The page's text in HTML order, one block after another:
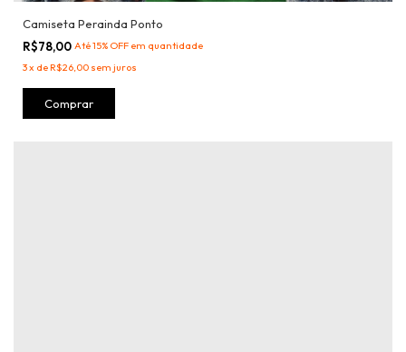
Camiseta Perainda Ponto
R$78,00 Até 15% OFF em quantidade
3x deR$26,00 sem juros
Comprar